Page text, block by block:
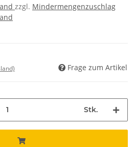
zzgl. Mindermengenzuschlag
Frage zum Artikel
Stk.